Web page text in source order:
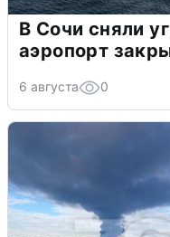
В Сочи сняли
аэропорт
6 августа 0